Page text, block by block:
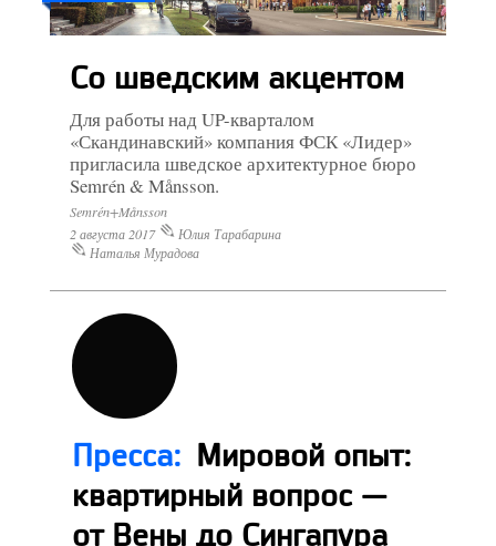
Со шведским акцентом
Для работы над UP-кварталом
«Скандинавский» компания ФСК «Лидер»
пригласила шведское архитектурное бюро
Semrén & Månsson.
Semrén+Månsson
2 августа 2017
Юлия Тарабарина
Наталья Мурадова
Пресса: Мировой опыт:
квартирный вопрос —
от Вены до Сингапура